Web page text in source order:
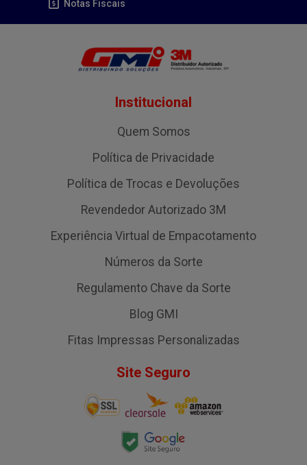
Notas Fiscais
Institucional
Quem Somos
Política de Privacidade
Política de Trocas e Devoluções
Revendedor Autorizado 3M
Experiência Virtual de Empacotamento
Números da Sorte
Regulamento Chave da Sorte
Blog GMI
Fitas Impressas Personalizadas
Site Seguro